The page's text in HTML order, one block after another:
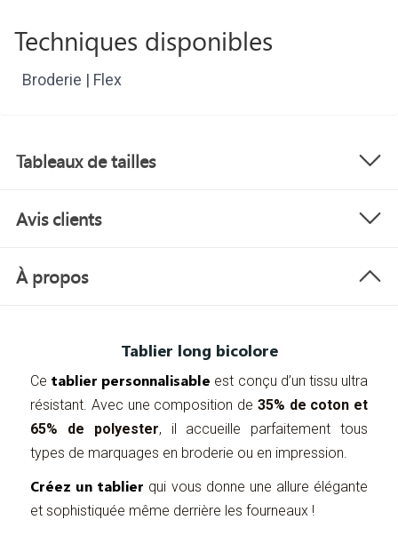
Techniques disponibles
Broderie | Flex
Tableaux de tailles
Avis clients
À propos
Tablier long bicolore
Ce tablier personnalisable est conçu d’un tissu ultra
résistant. Avec une composition de 35% de coton et
65% de polyester, il accueille parfaitement tous
types de marquages en broderie ou en impression.
Créez un tablier qui vous donne une allure élégante
et sophistiquée même derrière les fourneaux !